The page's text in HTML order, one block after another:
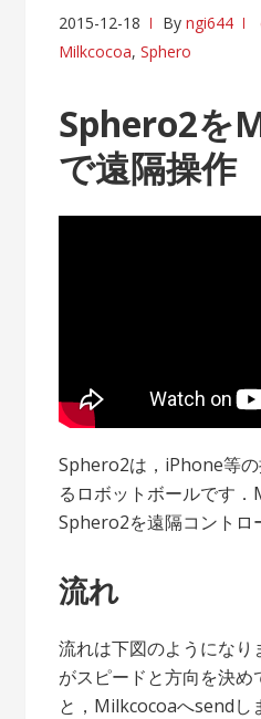
2015-12-18 Byngi644
Milkcocoa,Sphero
Sphero2を
で遠隔操作
Sphero2は，iPhone等
るロボットボールです
Sphero2を遠隔コントロ
流れ
流れは下図のようにな
がスピードと方向を決め
と，Milkcocoaへsendし